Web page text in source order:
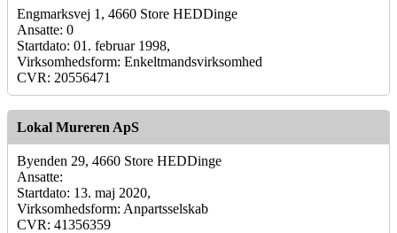
Engmarksvej 1, 4660 Store HEDDinge
Ansatte: 0
Startdato: 01. februar 1998,
Virksomhedsform: Enkeltmandsvirksomhed
CVR: 20556471
Lokal Mureren ApS
Byenden 29, 4660 Store HEDDinge
Ansatte:
Startdato: 13. maj 2020,
Virksomhedsform: Anpartsselskab
CVR: 41356359